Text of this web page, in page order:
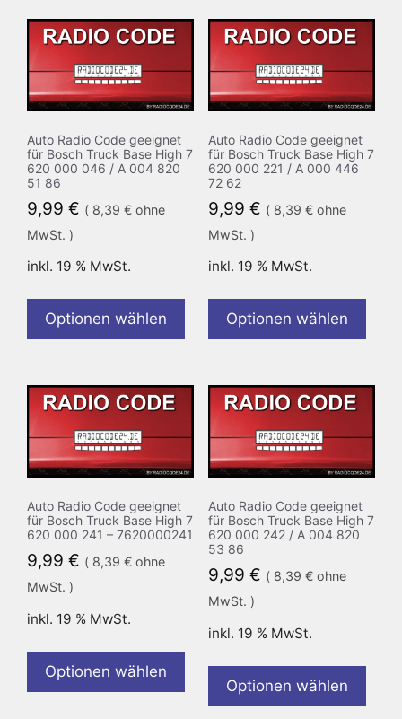
Auto Radio Code geeignet
für Bosch Truck Base High 7
620 000 046 / A 004 820
51 86
9,99 € ( 8,39 € ohne
MwSt. )
inkl. 19 % MwSt.
Optionen wählen
Auto Radio Code geeignet
für Bosch Truck Base High 7
620 000 221 / A 000 446
72 62
9,99 € ( 8,39 €ohne
MwSt. )
inkl. 19 % MwSt.
Optionen wählen
Auto Radio Code geeignet
für Bosch Truck Base High 7
620 000 241 – 7620000241
9,99 € ( 8,39 € ohne
MwSt. )
inkl. 19 % MwSt.
Optionen wählen
Auto Radio Code geeignet
für Bosch Truck Base High 7
620 000 242 / A 004 820
53 86
9,99 € ( 8,39 €ohne
MwSt. )
inkl. 19 % MwSt.
Optionen wählen